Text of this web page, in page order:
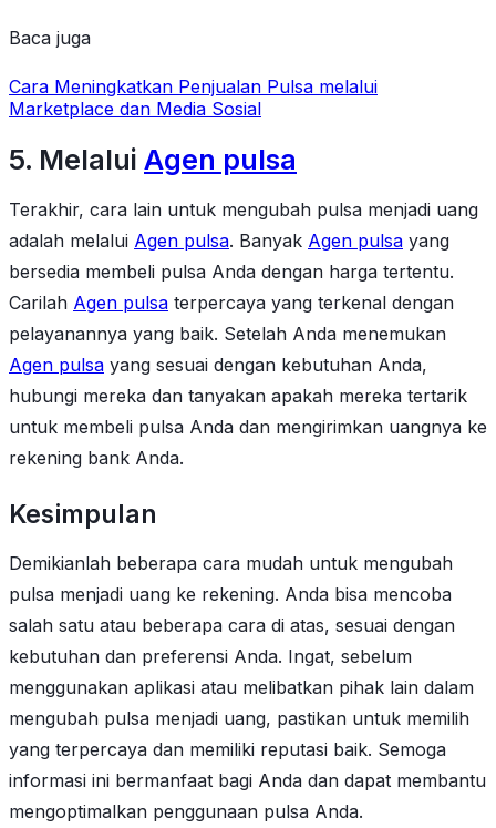
Baca juga
Cara Meningkatkan Penjualan Pulsa melalui
Marketplace dan Media Sosial
5. Melalui Agen pulsa
Terakhir, cara lain untuk mengubah pulsa menjadi uang
adalah melalui Agen pulsa. Banyak Agen pulsa yang
bersedia membeli pulsa Anda dengan harga tertentu.
Carilah Agen pulsa terpercaya yang terkenal dengan
pelayanannya yang baik. Setelah Anda menemukan
Agen pulsa yang sesuai dengan kebutuhan Anda,
hubungi mereka dan tanyakan apakah mereka tertarik
untuk membeli pulsa Anda dan mengirimkan uangnya ke
rekening bank Anda.
Kesimpulan
Demikianlah beberapa cara mudah untuk mengubah
pulsa menjadi uang ke rekening. Anda bisa mencoba
salah satu atau beberapa cara di atas, sesuai dengan
kebutuhan dan preferensi Anda. Ingat, sebelum
menggunakan aplikasi atau melibatkan pihak lain dalam
mengubah pulsa menjadi uang, pastikan untuk memilih
yang terpercaya dan memiliki reputasi baik. Semoga
informasi ini bermanfaat bagi Anda dan dapat membantu
mengoptimalkan penggunaan pulsa Anda.